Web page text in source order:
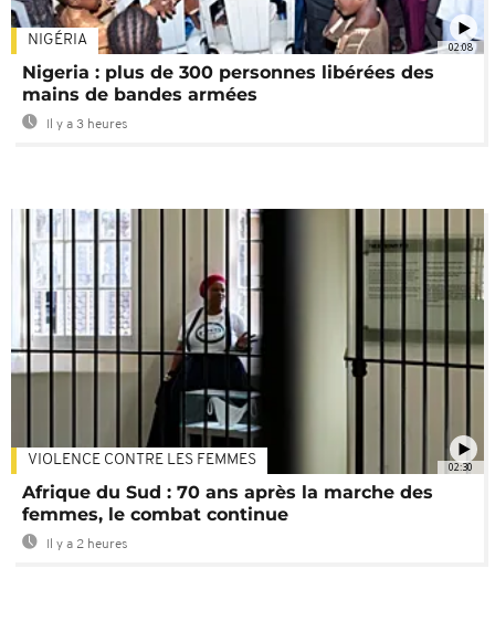
02:08
NIGÉRIA
Nigeria : plus de 300 personnes libérées des
mains de bandes armées
Il y a 3 heures
02:30
VIOLENCE CONTRE LES FEMMES
Afrique du Sud : 70 ans après la marche des
femmes, le combat continue
Il y a 2 heures